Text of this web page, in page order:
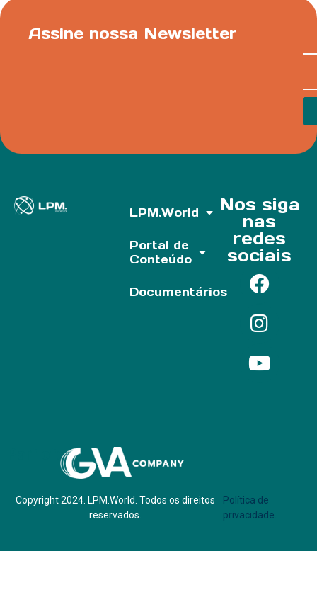
Assine nossa Newsletter
LPM.World
Portal de
Conteúdo
Documentários
Nos siga
nas
redes
sociais
Copyright 2024. LPM.World. Todos os direitos
reservados.
Política de
privacidade.